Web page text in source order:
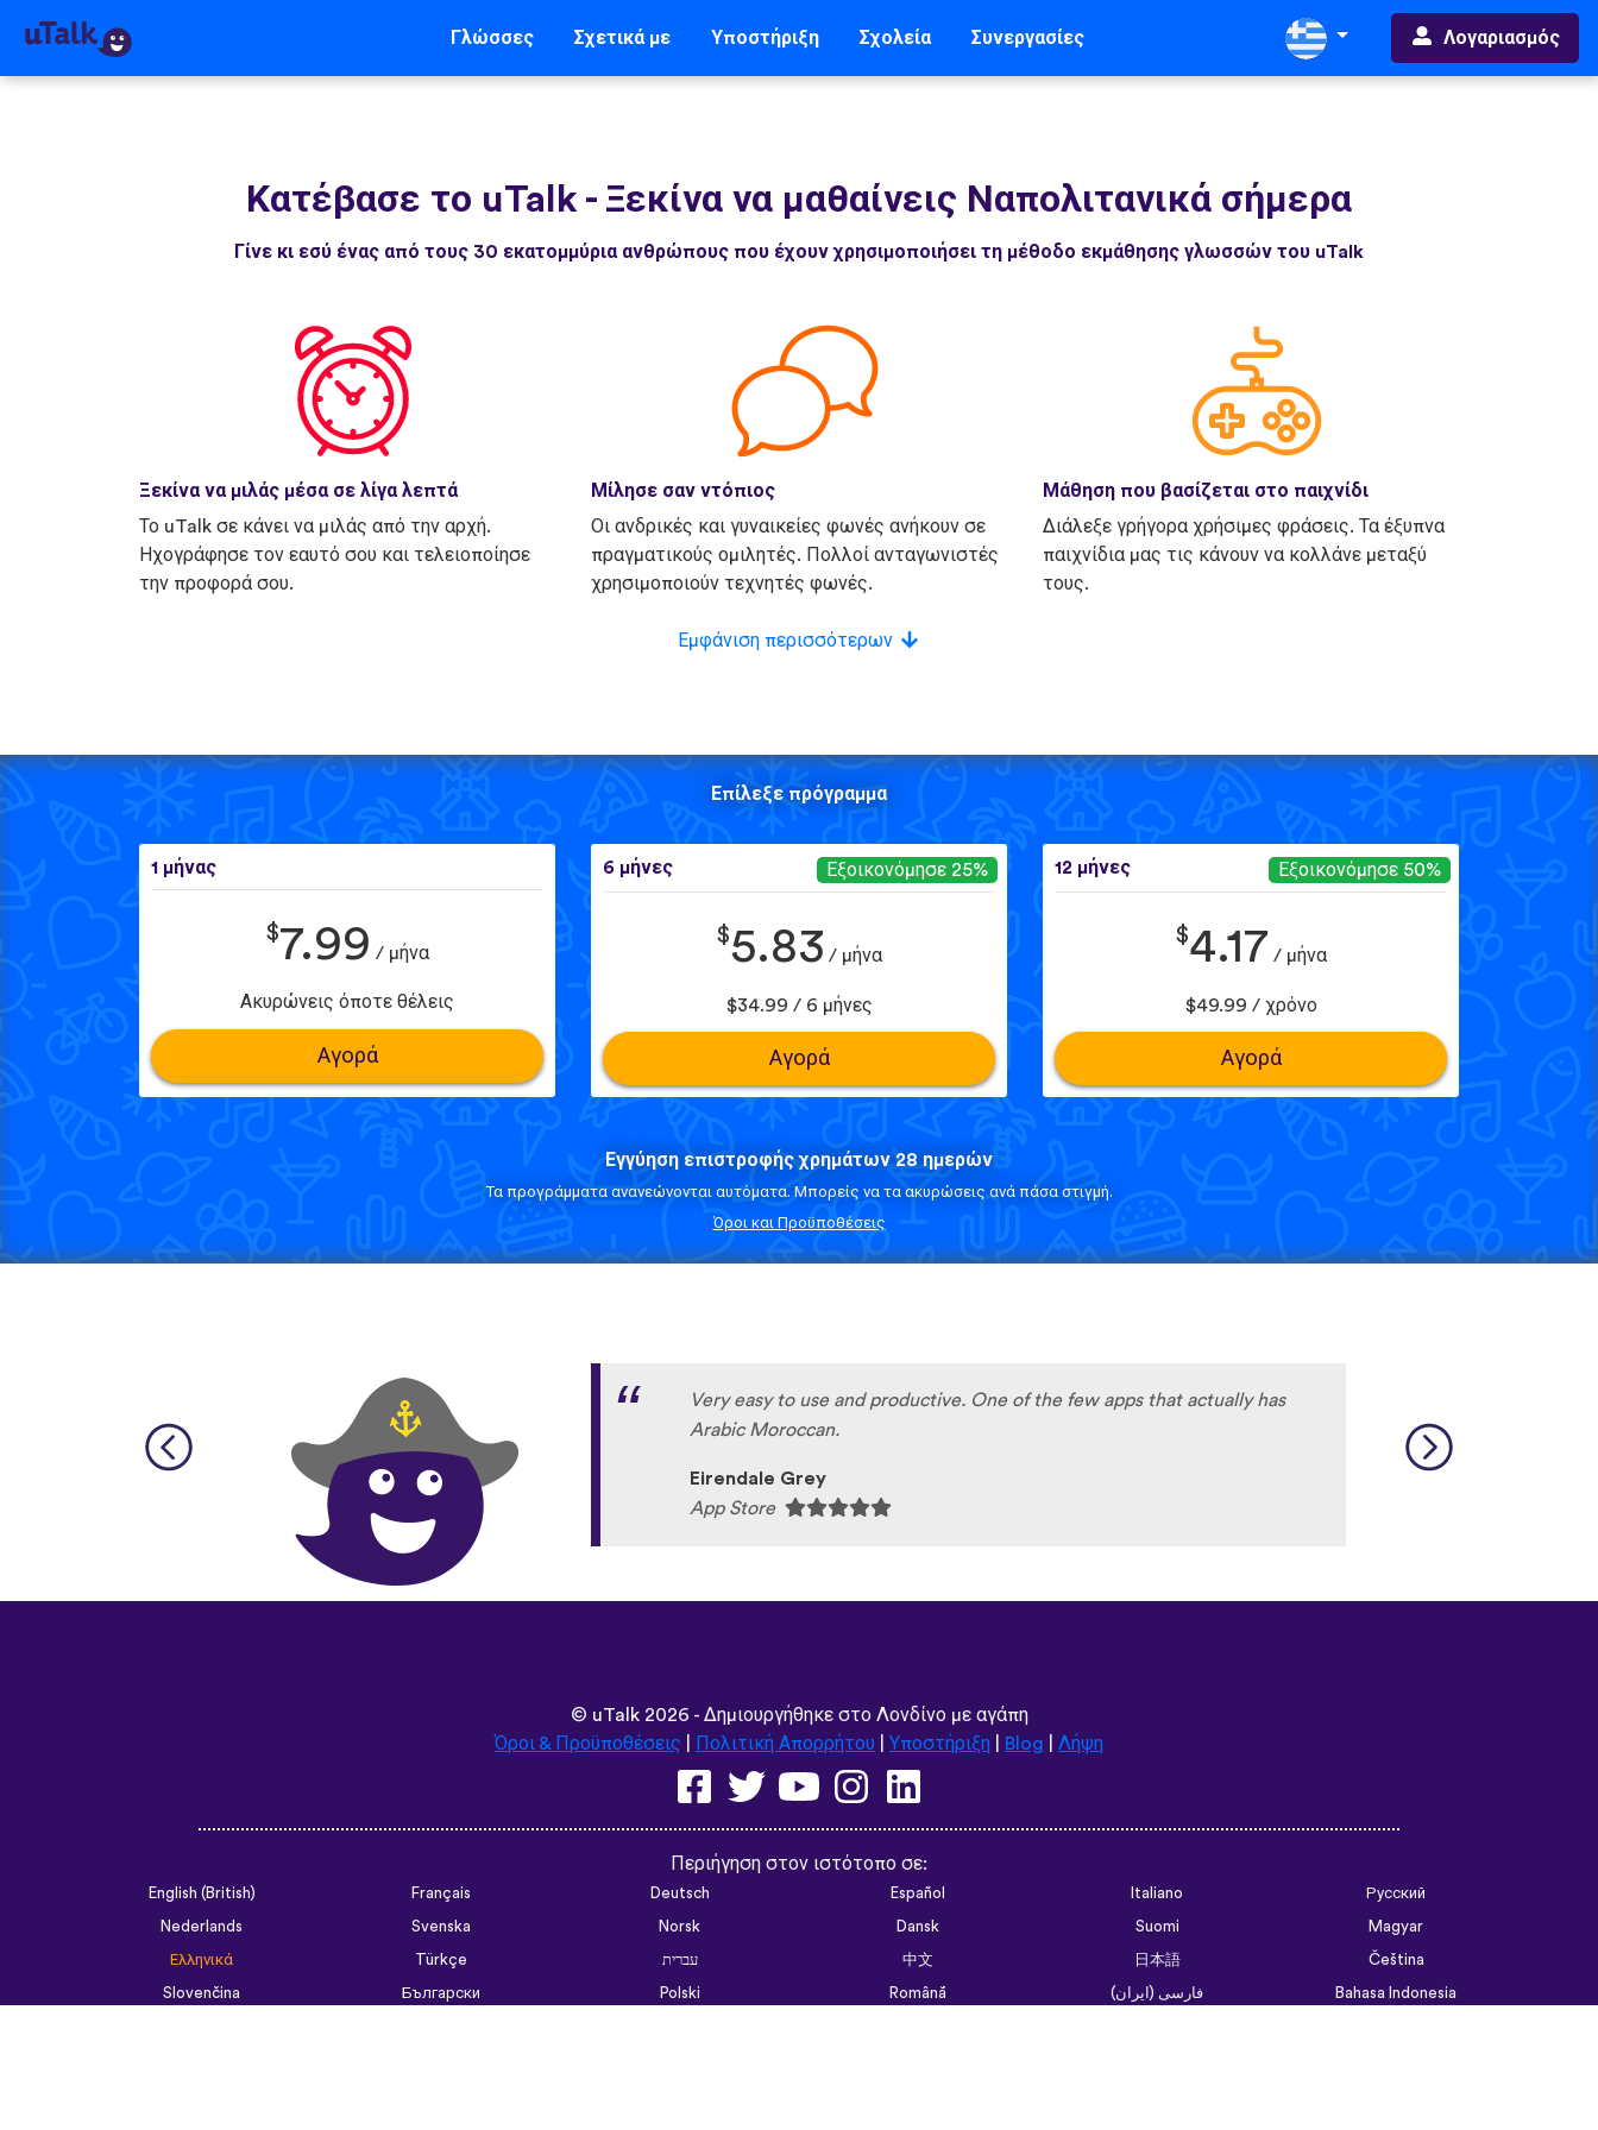
Γλώσσες Σχετικά με Υποστήριξη Σχολεία Συνεργασίες Λογαριασμός
Κατέβασε το uTalk - Ξεκίνα να μαθαίνεις Ναπολιτανικά σήμερα
Γίνε κι εσύ ένας από τους 30 εκατομμύρια ανθρώπους που έχουν χρησιμοποιήσει τη μέθοδο εκμάθησης γλωσσών του uTalk
Ξεκίνα να μιλάς μέσα σε λίγα λεπτά
Το uTalk σε κάνει να μιλάς από την αρχή.
Ηχογράφησε τον εαυτό σου και τελειοποίησε
την προφορά σου.
Μίλησε σαν ντόπιος
Οι ανδρικές και γυναικείες φωνές ανήκουν σε
πραγματικούς ομιλητές. Πολλοί ανταγωνιστές
χρησιμοποιούν τεχνητές φωνές.
Μάθηση που βασίζεται στο παιχνίδι
Διάλεξε γρήγορα χρήσιμες φράσεις. Τα έξυπνα
παιχνίδια μας τις κάνουν να κολλάνε μεταξύ
τους.
Εμφάνιση περισσότερων
Επίλεξε πρόγραμμα
1 μήνας
$7.99 / μήνα
Ακυρώνεις όποτε θέλεις
Αγορά
6 μήνες Εξοικονόμησε 25%
$5.83 / μήνα
$34.99 / 6 μήνες
Αγορά
12 μήνες Εξοικονόμησε 50%
$4.17 / μήνα
$49.99 / χρόνο
Αγορά
Εγγύηση επιστροφής χρημάτων 28 ημερών
Τα προγράμματα ανανεώνονται αυτόματα. Μπορείς να τα ακυρώσεις ανά πάσα στιγμή.
Όροι και Προϋποθέσεις
Very easy to use and productive. One of the few apps that actually has
Arabic Moroccan.
Eirendale Grey
App Store
© uTalk2026 - Δημιουργήθηκε στο Λονδίνο με αγάπη
Όροι & Προϋποθέσεις
Πολιτική Απορρήτου Υποστήριξη Blog Λήψη
Περιήγηση στον ιστότοπο σε:
English (British) Français Deutsch Español Italiano
Русский
Nederlands
Svenska Norsk Dansk Suomi
Magyar
Ελληνικά
Türkçe עברית 中文 日本語
Čeština
Slovenčina
Български Polski Română فارسی (ایران)
Bahasa Indonesia